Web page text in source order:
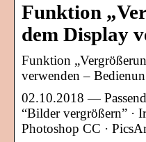
Funktion
dem Display
Funktion
verwenden –
02.10.2018 —
“Bilder vergrößern” ·
Photoshop CC ·